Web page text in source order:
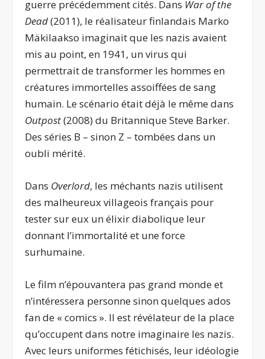
guerre précédemment cités. Dans War of the
Dead(2011), le réalisateur finlandais Marko
Mäkilaakso imaginait que les nazis avaient
mis au point, en 1941, un virus qui
permettrait de transformer les hommes en
créatures immortelles assoiffées de sang
humain. Le scénario était déjà le même dans
Outpost(2008) du Britannique Steve Barker.
Des séries B – sinon Z – tombées dans un
oubli mérité.
Dans Overlord, les méchants nazis utilisent
des malheureux villageois français pour
tester sur eux un élixir diabolique leur
donnant l’immortalité et une force
surhumaine.
Le film n’épouvantera pas grand monde et
n’intéressera personne sinon quelques ados
fan de « comics ». Il est révélateur de la place
qu’occupent dans notre imaginaire les nazis.
Avec leurs uniformes fétichisés, leur idéologie